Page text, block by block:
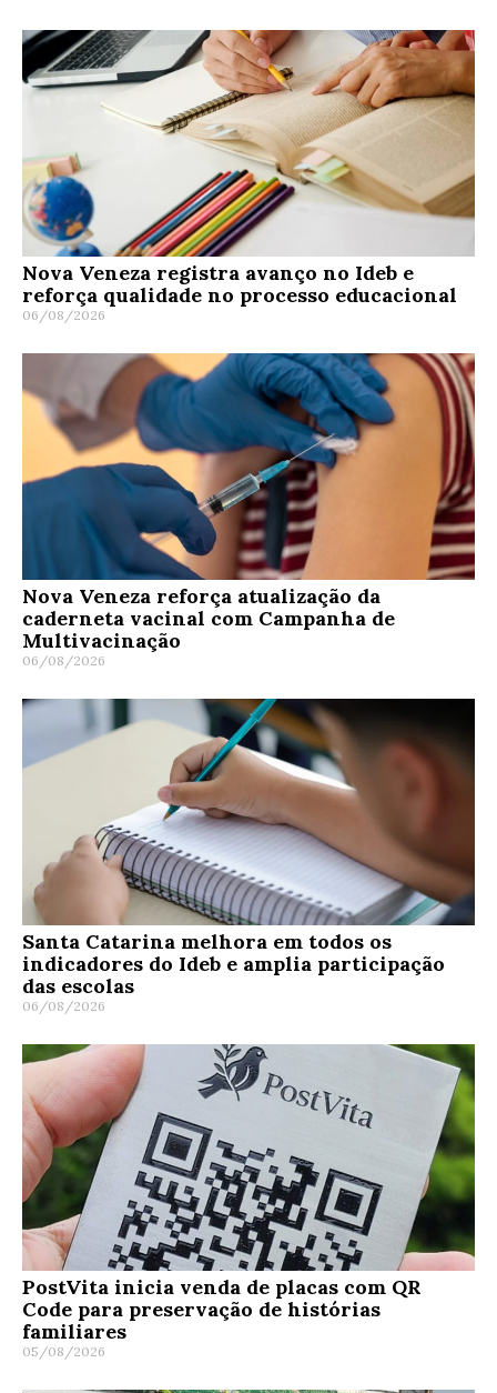
Nova Veneza registra avanço no Ideb e
reforça qualidade no processo educacional
06/08/2026
Nova Veneza reforça atualização da
caderneta vacinal com Campanha de
Multivacinação
06/08/2026
Santa Catarina melhora em todos os
indicadores do Ideb e amplia participação
das escolas
06/08/2026
PostVita inicia venda de placas com QR
Code para preservação de histórias
familiares
05/08/2026